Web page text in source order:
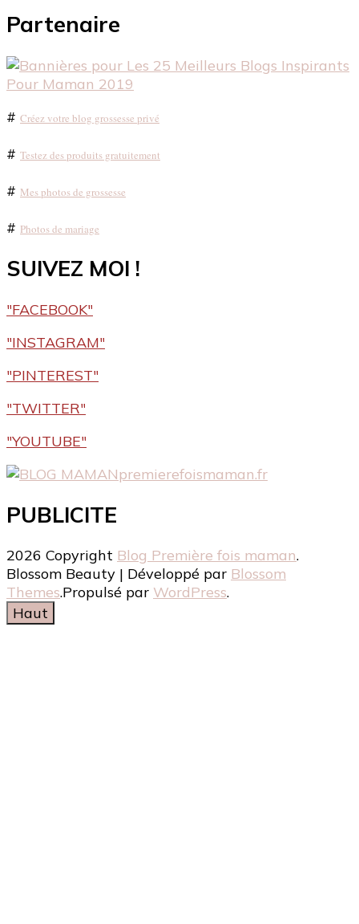
Partenaire
# Créez votre blog grossesse privé
# Testez des produits gratuitement
# Mes photos de grossesse
# Photos de mariage
SUIVEZ MOI !
"FACEBOOK"
"INSTAGRAM"
"PINTEREST"
"TWITTER"
"YOUTUBE"
premierefoismaman.fr
PUBLICITE
2026 Copyright Blog Première fois maman.
Blossom Beauty | Développé par Blossom
Themes.Propulsé par WordPress.
Haut